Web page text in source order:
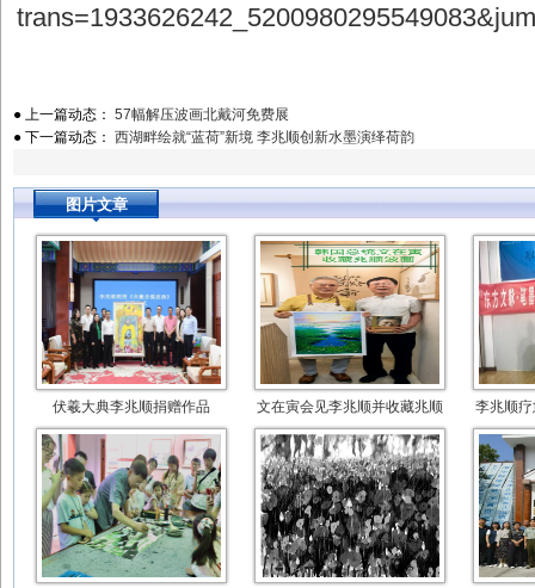
● 上一篇动态： 57幅解压波画北戴河免费展
● 下一篇动态： 西湖畔绘就“蓝荷”新境 李兆顺创新水墨演绎荷韵
图片文章
伏羲大典李兆顺捐赠作品 文在寅会见李兆顺并收藏兆顺 李兆顺